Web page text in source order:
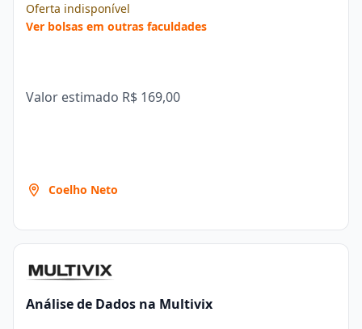
Oferta indisponível
Ver bolsas em outras faculdades
Valor estimado R$ 169,00
Coelho Neto
Análise de Dados na Multivix